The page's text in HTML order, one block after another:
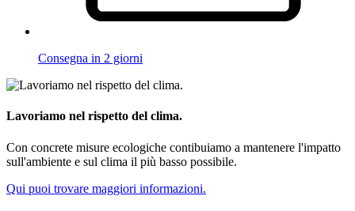
Consegna in 2 giorni
Lavoriamo nel rispetto del clima.
Con concrete misure ecologiche contibuiamo a mantenere l'impatto
sull'ambiente e sul clima il più basso possibile.
Qui puoi trovare maggiori informazioni.